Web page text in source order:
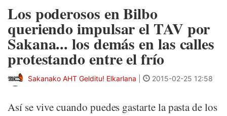
Los poderosos en Bilbo
queriendo impulsar el TAV por
Sakana... los demás en las calles
protestando entre el frío
Sakanako AHT Gelditu! Elkarlana 2015-02-25 12:58
Así se vive cuando puedes gastarte la pasta de los